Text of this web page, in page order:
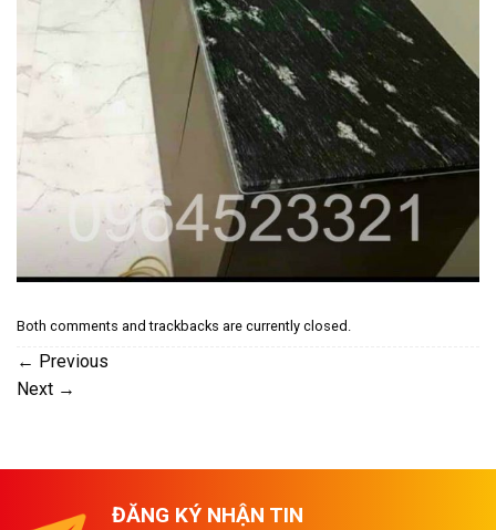
Both comments and trackbacks are currently closed.
← Previous
Next →
ĐĂNG KÝ NHẬN TIN